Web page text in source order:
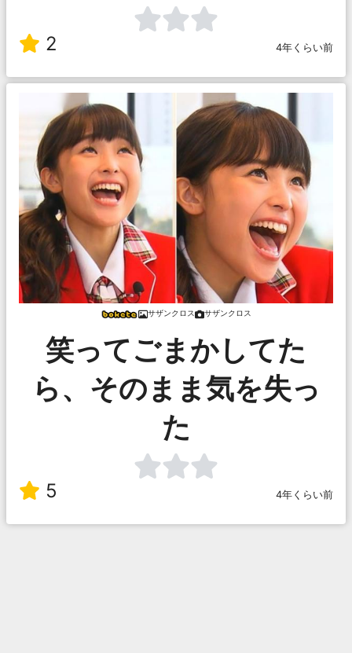
2 4年くらい前
サザンクロス サザンクロス
笑ってごまかしてた
ら、そのまま気を失っ
た
5 4年くらい前